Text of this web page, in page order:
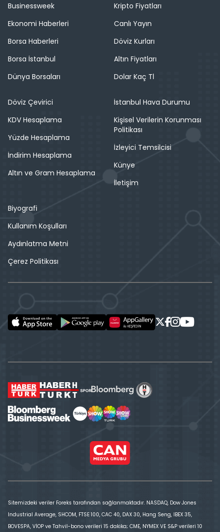
Businessweek
Ekonomi Haberleri
Borsa Haberleri
Borsa İstanbul
Dünya Borsaları
Kripto Fiyatları
Canlı Yayın
Döviz Kurları
Altın Fiyatları
Dolar Kaç Tl
Döviz Çevirici
KDV Hesaplama
Yüzde Hesaplama
İndirim Hesaplama
Altın ve Gram Hesaplama
İstanbul Hava Durumu
Kişisel Verilerin Korunması
Politikası
İzleyici Temsilcisi
Künye
İletişim
Biyografi
Kullanım Koşulları
Aydınlatma Metni
Çerez Politikası
Sitemizdeki veriler Foreks tarafından sağlanmaktadır. NASDAQ, Dow Jones
Industrial Average, SHCOM, FTSE 100, CAC 40, DAX 30, Hang Seng, IBEX 35,
BOVESPA, VİOP ve Tahvil-bono verileri 15 dakika; CME, NYMEX VE S&P verileri 10